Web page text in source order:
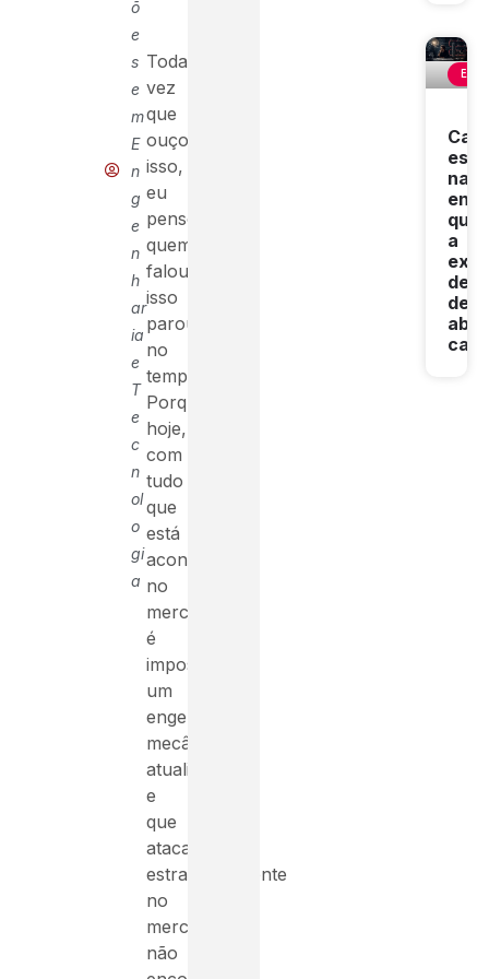
õ
e
s
e
m
E
n
g
e
n
h
ar
ia
e
T
e
c
n
ol
o
gi
a
Toda
vez
que
ouço
isso,
eu
penso:
quem
falou
isso
parou
no
tempo
Porque
hoje,
com
tudo
que
está
acontecendo
no
mercado,
é
impossível
um
engenheiro
mecânico
atualizado
e
que
ataca
estrategicamente
no
mercado
não
na
a
de
abrir